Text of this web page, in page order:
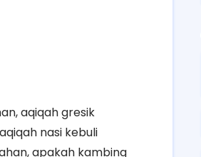
aqiqah gresik
nasi kebuli
apakah kambing